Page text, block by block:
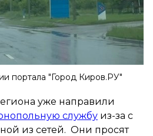
портала "Город Киров.РУ"
уже направили
службу из-за с
из сетей. Они просят